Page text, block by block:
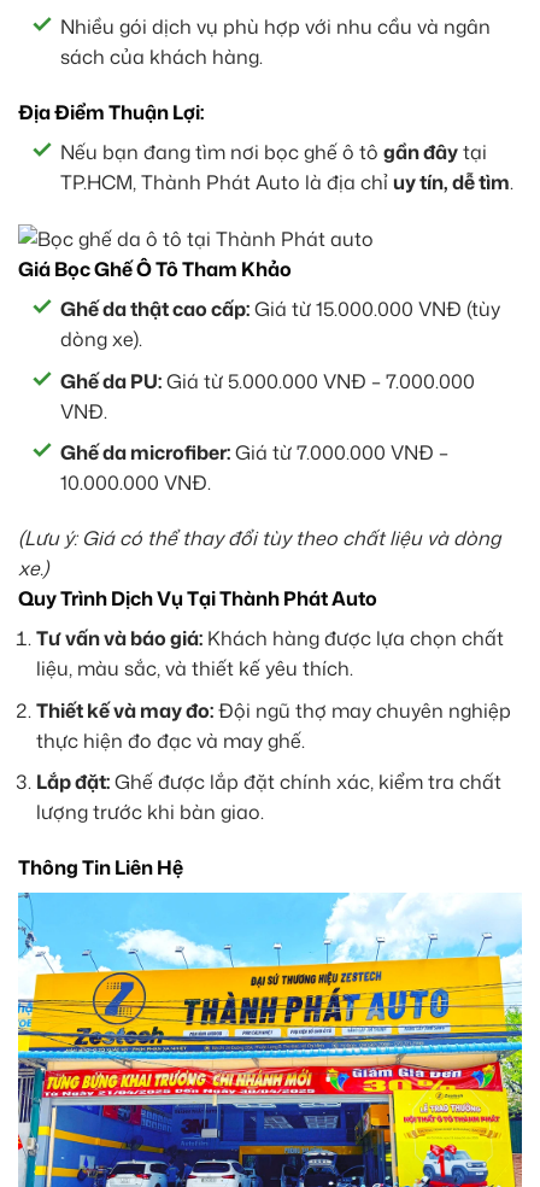
Nhiều gói dịch vụ phù hợp với nhu cầu và ngân
sách của khách hàng.
Địa Điểm Thuận Lợi:
Nếu bạn đang tìm nơi bọc ghế ô tô gần đâytại
TP.HCM, Thành Phát Auto là địa chỉuy tín, dễ tìm.
Giá Bọc Ghế Ô Tô Tham Khảo
Ghế da thật cao cấp:Giá từ 15.000.000 VNĐ (tùy
dòng xe).
Ghế da PU:Giá từ 5.000.000 VNĐ – 7.000.000
VNĐ.
Ghế da microfiber:Giá từ 7.000.000 VNĐ –
10.000.000 VNĐ.
(Lưu ý: Giá có thể thay đổi tùy theo chất liệu và dòng
xe.)
Quy Trình Dịch Vụ Tại Thành Phát Auto
Tư vấn và báo giá: Khách hàng được lựa chọn chất
liệu, màu sắc, và thiết kế yêu thích.
Thiết kế và may đo:Đội ngũ thợ may chuyên nghiệp
thực hiện đo đạc và may ghế.
Lắp đặt:Ghế được lắp đặt chính xác, kiểm tra chất
lượng trước khi bàn giao.
Thông Tin Liên Hệ